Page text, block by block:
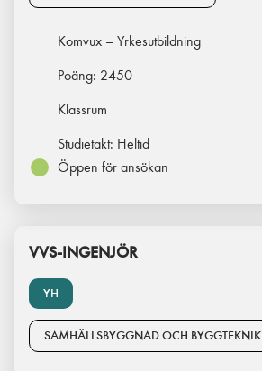
Komvux – Yrkesutbildning
Poäng: 2450
Klassrum
Studietakt: Heltid
Öppen för ansökan
YH
VVS-INGENJÖR
SAMHÄLLSBYGGNAD OCH BYGGTEKNIK